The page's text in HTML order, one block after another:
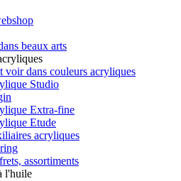
beaux arts
voir dans couleurs acryliques
Studio
Extra-fine
Etude
acryliques
assortiments
l'huile